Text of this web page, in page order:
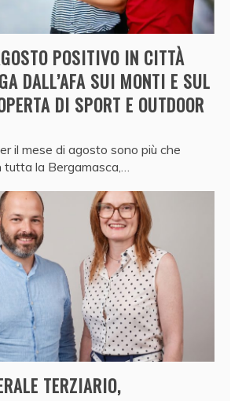
POSITIVO IN CITTÀ
DALL’AFA SUI MONTI E SUL
DI SPORT E OUTDOOR
il mese di agosto sono più che
la Bergamasca,…
TERZIARIO,